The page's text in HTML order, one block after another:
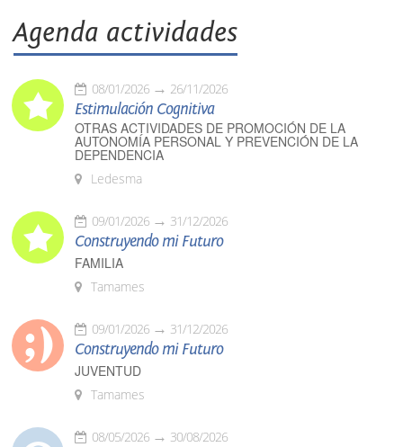
Agenda actividades
08/01/2026 26/11/2026
Estimulación Cognitiva
OTRAS ACTIVIDADES DE PROMOCIÓN DE LA
AUTONOMÍA PERSONAL Y PREVENCIÓN DE LA
DEPENDENCIA
Ledesma
09/01/2026 31/12/2026
Construyendo mi Futuro
FAMILIA
Tamames
09/01/2026 31/12/2026
Construyendo mi Futuro
JUVENTUD
Tamames
08/05/2026 30/08/2026